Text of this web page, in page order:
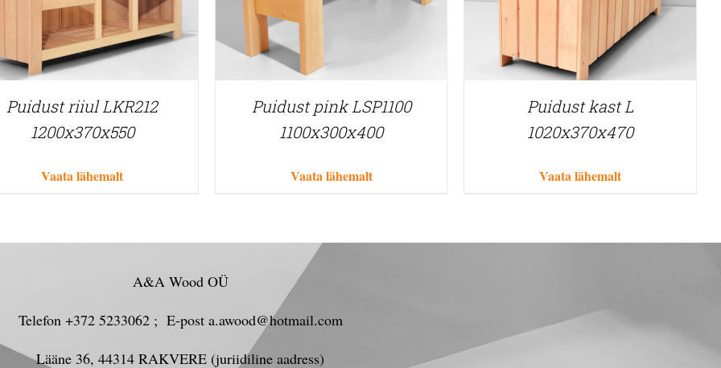
Puidust riiul LKR212
1200x370x550
Vaata lähemalt
Puidust pink LSP1100
1100x300x400
Vaata lähemalt
Puidust kast L
1020x370x470
Vaata lähemalt
A&A Wood OÜ
Telefon +372 5233062 ; E-post a.awood@hotmail.com
Lääne 36, 44314 RAKVERE (juriidiline aadress)